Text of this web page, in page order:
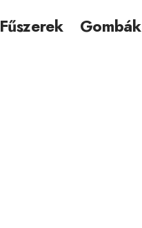
Fűszerek Gombák